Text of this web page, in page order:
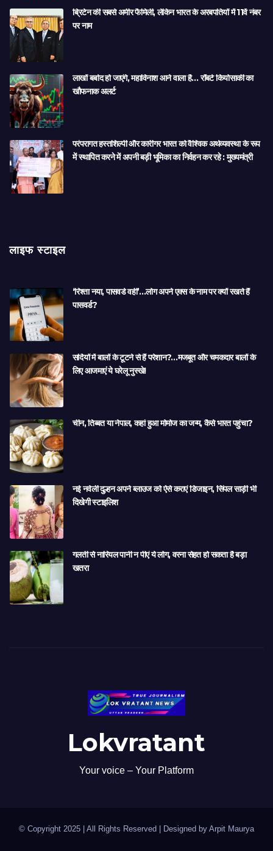
ब्रिटेन की सबसे अमीर फैमिली, लेकिन भारत के अरबपतियों में 11वें नंबर
पर नाम
लाखों बर्बाद हो जाएंगे, महाविनाश आने वाला है… रॉबर्ट कियोसाकी का
खौफनाक अलर्ट
परंपरागत हस्तशिल्पी और कारीगर भारत को वैश्विक अर्थव्यवस्था के रूप
में स्थापित करने में अपनी बड़ी भूमिका का निर्वहन कर रहे : मुख्यमंत्री
लाइफ स्टाइल
‘रिश्ता नया, पासवर्ड वही’…लोग अपने एक्स के नाम पर क्यों रखते हैं
पासवर्ड?
सर्दियों में बालों के टूटने से हैं परेशान?…मजबूत और चमकदार बालों के
लिए आजमाएं ये घरेलू नुस्खे!
चीन, तिब्बत या नेपाल, कहां हुआ मोमोज का जन्म, कैसे भारत पहुंचा?
नई नवेली दुल्हन अपने ब्लाउज को ऐसे कराएं डिजाइन, सिंपल साड़ी भी
दिखेगी स्टाइलिश
गलती से नारियल पानी न पीएं ये लोग, वरना सेहत हो सकता है बड़ा
खतरा
Lokvratant
Your voice – Your Platform
© Copyright 2025 | All Rights Reserved | Designed by Arpit Maurya